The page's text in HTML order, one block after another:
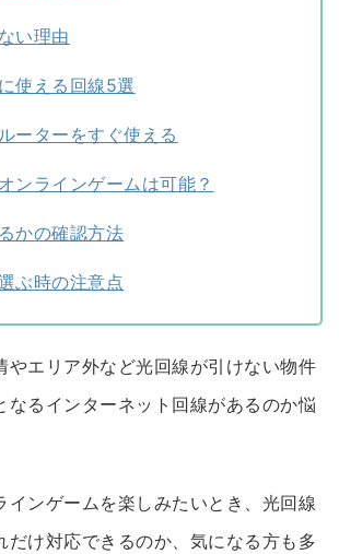
い理由
使える回線5選
ーターをすぐ使える
ンラインゲームは可能？
かの確認方法
ぶ時の注意点
やエリア外など光回線が引けない物件
なるインターネット回線があるのか悩
インゲームを楽しみたいとき、光回線
だけ対応できるのか、気になる方も多